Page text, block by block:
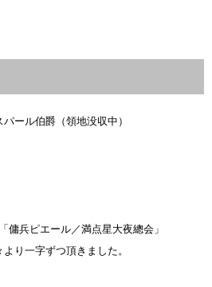
ール伯爵（領地没収中）
兵ピエール／満点星大夜總会」
り一字ずつ頂きました。